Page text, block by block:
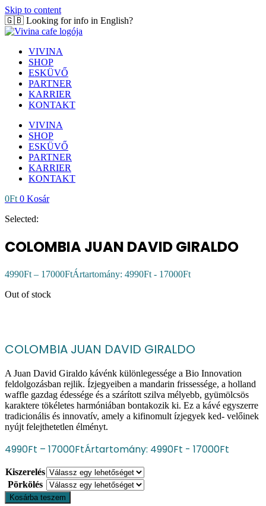
Skip to content
🇬🇧 Looking for info in English?
VIVINA
SHOP
ESKÜVŐ
PARTNER
KARRIER
KONTAKT
VIVINA
SHOP
ESKÜVŐ
PARTNER
KARRIER
KONTAKT
0Ft 0 Kosár
Selected:
COLOMBIA JUAN DAVID GIRALDO
4990Ft – 17000FtÁrtartomány: 4990Ft - 17000Ft
Out of stock
COLOMBIA JUAN DAVID GIRALDO
A Juan David Giraldo kávénk különlegessége a Bio Innovation
feldolgozásban rejlik. Ízjegyeiben a mandarin frissessége, a holland
waffle gazdag édessége és a szárított szilva mélyebb, gyümölcsös
karaktere tökéletes harmóniában bontakozik ki. Ez a kávé egyszerre
tradicionális és innovatív, amely a kifinomult ízjegyek ked- velőinek
nyújt felejthetetlen élményt.
4990Ft – 17000FtÁrtartomány: 4990Ft - 17000Ft
Kiszerelés
Pörkölés
Kosárba teszem